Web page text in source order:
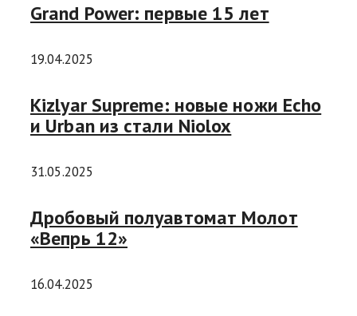
Grand Power: первые 15 лет
19.04.2025
Kizlyar Supreme: новые ножи Echo
и Urban из стали Niolox
31.05.2025
Дробовый полуавтомат Молот
«Вепрь 12»
16.04.2025